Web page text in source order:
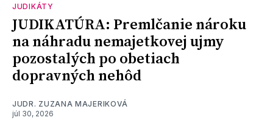
JUDIKÁTY
JUDIKATÚRA: Premlčanie nároku
na náhradu nemajetkovej ujmy
pozostalých po obetiach
dopravných nehôd
JUDR. ZUZANA MAJERIKOVÁ
júl 30, 2026